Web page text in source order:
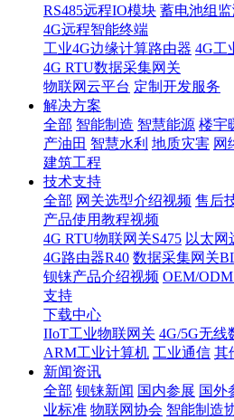
RS485远程IO模块 蓄电池组
4G远程智能终端
工业4G边缘计算路由器 4G工
4G RTU数据采集网关
物联网云平台 定制开发服务
解决方案
全部 智能制造 智慧能源 楼宇
产油田 智慧水利 地质灾害 网
建筑工程
技术支持
全部 网关选型介绍视频 售后
产品使用教程视频
4G RTU物联网关S475 以太网
4G路由器R40 数据采集网关
钡铼产品介绍视频 OEM/
支持
下载中心
IIoT工业物联网关 4G/5G无线
ARM工业计算机 工业通信 其
新闻资讯
全部 钡铼新闻 国内参展 国外
业标准 物联网协会 智能制造